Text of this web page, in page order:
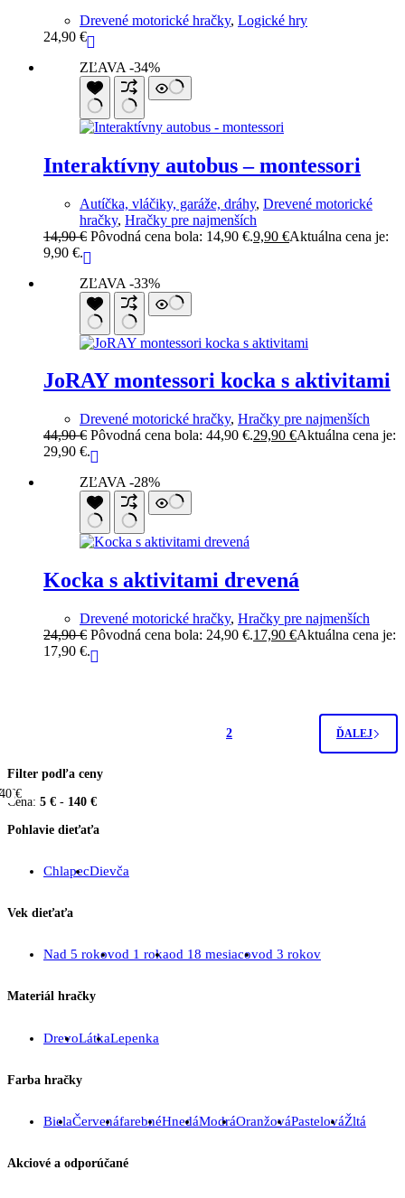
Drevené motorické hračky, Logické hry
24,90 €
ZĽAVA -34%
Interaktívny autobus – montessori
Autíčka, vláčiky, garáže, dráhy, Drevené motorické
hračky, Hračky pre najmenších
14,90€ Pôvodná cena bola: 14,90 €.9,90 €Aktuálna cena je:
9,90 €.
ZĽAVA -33%
JoRAY montessori kocka s aktivitami
Drevené motorické hračky, Hračky pre najmenších
44,90€ Pôvodná cena bola: 44,90 €.29,90 €Aktuálna cena je:
29,90 €.
ZĽAVA -28%
Kocka s aktivitami drevená
Drevené motorické hračky, Hračky pre najmenších
24,90€ Pôvodná cena bola: 24,90 €.17,90 €Aktuálna cena je:
17,90 €.
2 ĎALEJ
Filter podľa ceny
5 €€
Cena: 5 € - 140 €
Pohlavie dieťaťa
ChlapecDievča
Vek dieťaťa
Nad 5 rokovod 1 rokaod 18 mesiacovod 3 rokov
Materiál hračky
DrevoLátkaLepenka
Farba hračky
BielaČervenáfarebnéHnedáModráOranžováPastelováŽltá
Akciové a odporúčané